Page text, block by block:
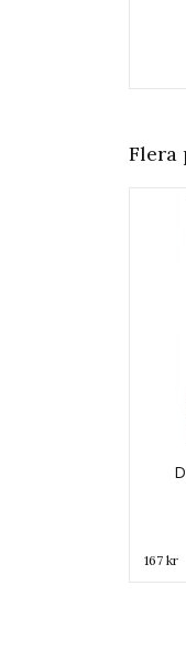
Flera
167 kr